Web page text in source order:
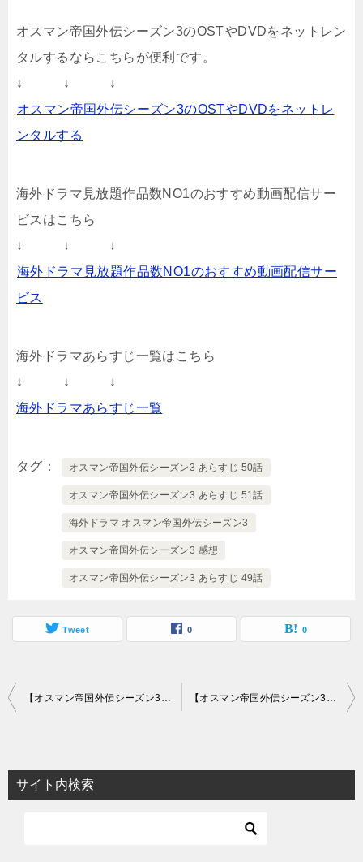
オスマン帝国外伝シーズン3のOSTやDVDをネットレン
タルするならこちらが便利です。
↓ ↓ ↓
オスマン帝国外伝シーズン3のOSTやDVDをネットレ
ンタルする
海外ドラマ見放題作品数NO1のおすすめ動画配信サー
ビスはこちら
↓ ↓ ↓
海外ドラマ見放題作品数NO1のおすすめ動画配信サー
ビス
海外ドラマあらすじ一覧はこちら
↓ ↓ ↓
海外ドラマあらすじ一覧
タグ オスマン帝国外伝シーズン3 あらすじ 50話
オスマン帝国外伝シーズン3 あらすじ 51話
海外ドラマ オスマン帝国外伝シーズン3
オスマン帝国外伝シーズン3 感想
オスマン帝国外伝シーズン3 あらすじ 49話
Tweet 0 0
投
ビ
ゲ
【オスマン帝国外伝シーズン3】あらすじ46話～48話と感想-醜い権力争い 【オスマン帝国外伝シーズン3】あらすじ52話～54話と感想-究極のピンチ
サイト内検索